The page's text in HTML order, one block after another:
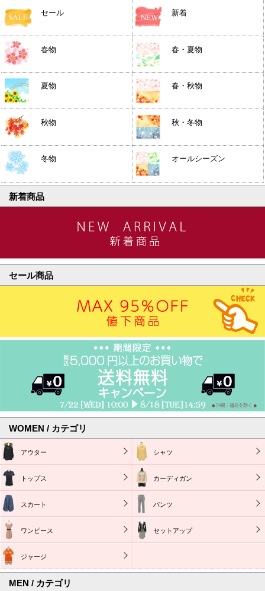
セール 新着
春物 春・夏物
夏物 春・秋物
秋物 秋・冬物
冬物 オールシーズン
新着商品
セール商品
WOMEN / カテゴリ
アウター シャツ
トップス カーディガン
スカート パンツ
ワンピース セットアップ
ジャージ
MEN / カテゴリ